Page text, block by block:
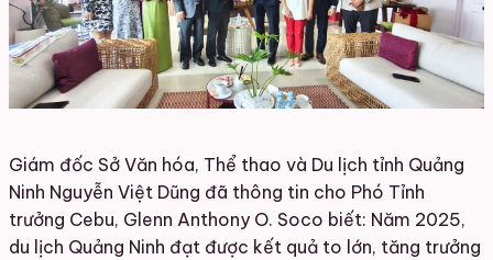
Giám đốc Sở Văn hóa, Thể thao và Du lịch tỉnh Quảng
Ninh Nguyễn Việt Dũng đã thông tin cho Phó Tỉnh
trưởng Cebu, Glenn Anthony O. Soco biết: Năm 2025,
du lịch Quảng Ninh đạt được kết quả to lớn, tăng trưởng